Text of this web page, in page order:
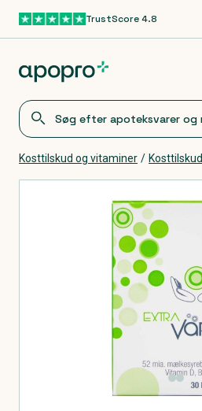
Gå til hovedindholdTrustScore 4.8
Kosttilskud og vitaminer / Kosttilskud